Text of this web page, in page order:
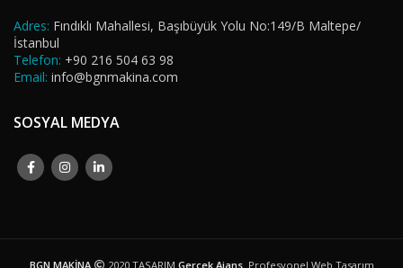
Adres: Fındıklı Mahallesi, Başıbüyük Yolu No:149/B Maltepe/
İstanbul
Telefon: +90 216 504 63 98
Email: info@bgnmakina.com
SOSYAL MEDYA
BGN MAKİNA 2020 TASARIM Gerçek Ajans. Profesyonel Web Tasarım